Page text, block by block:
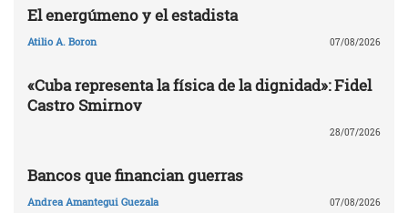
El energúmeno y el estadista
Atilio A. Boron 07/08/2026
«Cuba representa la física de la dignidad»: Fidel
Castro Smirnov
28/07/2026
Bancos que financian guerras
Andrea Amantegui Guezala 07/08/2026